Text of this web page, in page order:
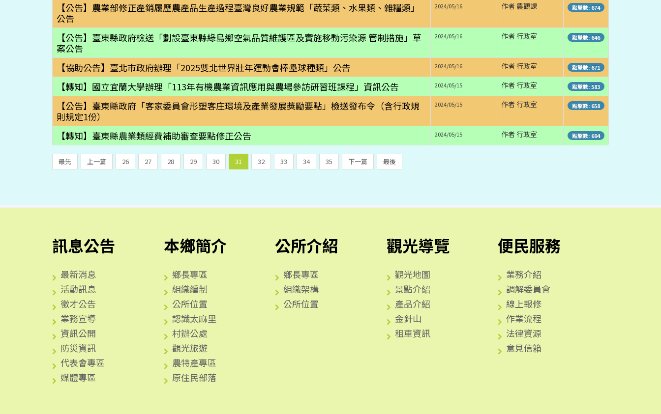
【公告】農業部修正產銷履歷農產品生產過程臺灣良好農業規範「蔬菜類、水果類、雜糧類」
公告
2024/05/16 作者 農觀課 點擊數: 674
【公告】臺東縣政府檢送「劃設臺東縣綠島鄉空氣品質維護區及實施移動污染源 管制措施」草
案公告
2024/05/16 作者 行政室 點擊數: 646
【協助公告】臺北市政府辦理「2025雙北世界壯年運動會棒壘球種類」公告 2024/05/16 作者 行政室 點擊數: 671
【轉知】國立宜蘭大學辦理「113年有機農業資訊應用與農場參訪研習班課程」資訊公告 2024/05/15 作者 行政室 點擊數: 583
【公告】臺東縣政府「客家委員會形塑客庄環境及產業發展獎勵要點」檢送發布令（含行政規
則規定1份）
2024/05/15 作者 行政室 點擊數: 658
【轉知】臺東縣農業類經費補助審查要點修正公告 2024/05/15 作者 行政室 點擊數: 694
最先 上一篇 26 27 28 29 30 31 32 33 34 35 下一篇 最後
訊息公告
最新消息
活動訊息
徵才公告
業務宣導
資訊公開
防災資訊
代表會專區
媒體專區
本鄉簡介
鄉長專區
組織編制
公所位置
認識太麻里
村辦公處
觀光旅遊
農特產專區
原住民部落
公所介紹
鄉長專區
組織架構
公所位置
觀光導覽
觀光地圖
景點介紹
產品介紹
金針山
租車資訊
便民服務
業務介紹
調解委員會
線上報修
作業流程
法律資源
意見信箱